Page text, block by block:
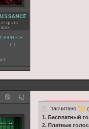
открыто
100
засчитано
1. Бесплатный
2. Платные